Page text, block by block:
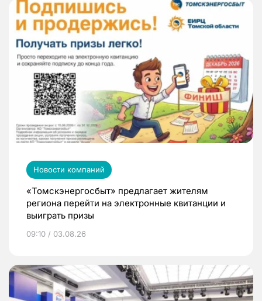
Новости компаний
«Томскэнергосбыт» предлагает жителям
региона перейти на электронные квитанции и
выиграть призы
09:10 / 03.08.26